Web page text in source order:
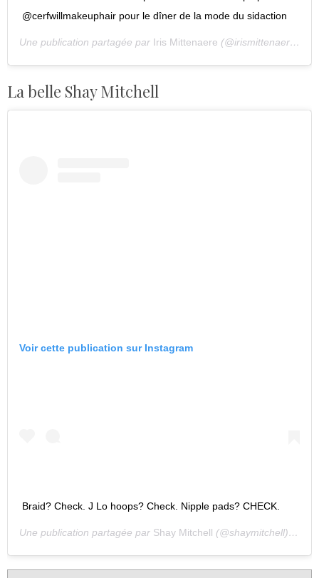
@cerfwillmakeuphair pour le dîner de la mode du sidaction
Une publication partagée par Iris Mittenaere (@irismittenaeremf) le
La belle Shay Mitchell
Voir cette publication sur Instagram
Braid? Check. J Lo hoops? Check. Nipple pads? CHECK.
Une publication partagée par Shay Mitchell (@shaymitchell) le